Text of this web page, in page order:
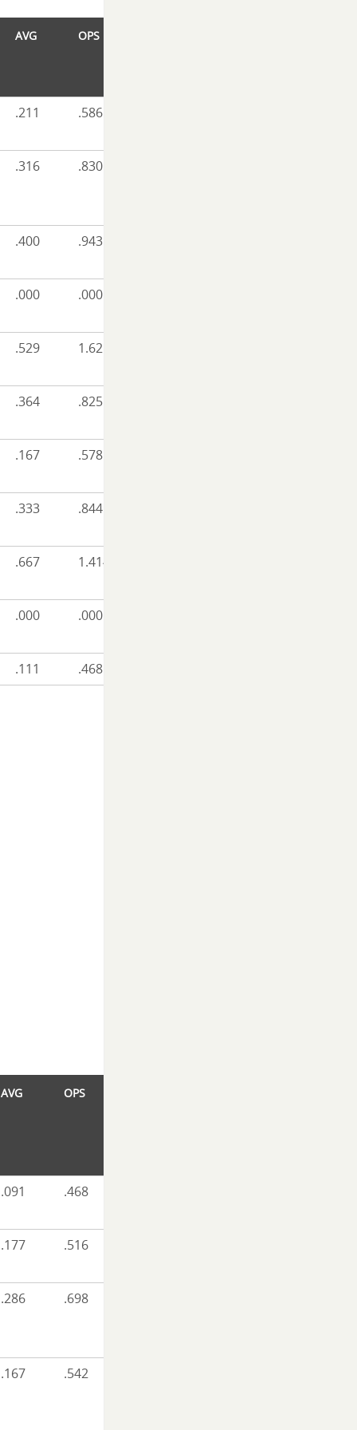
AVG OPS
.211 .586
.316 .830
.400 .943
.000 .000
.529 1.621
.364 .825
.167 .578
.333 .844
.667 1.414
.000 .000
.111
.468
AVG OPS
.091 .468
.177 .516
.286 .698
.167 .542